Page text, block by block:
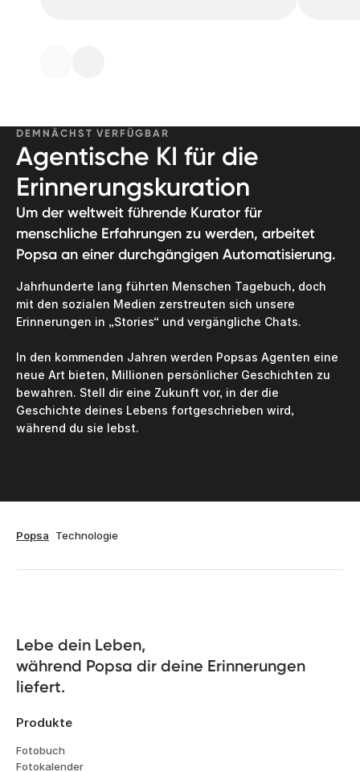
DEMNÄCHST VERFÜGBAR
Agentische KI für die
Erinnerungskuration
Um der weltweit führende Kurator für
menschliche Erfahrungen zu werden, arbeitet
Popsa an einer durchgängigen Automatisierung.
Jahrhunderte lang führten Menschen Tagebuch, doch
mit den sozialen Medien zerstreuten sich unsere
Erinnerungen in „Stories“ und vergängliche Chats.
In den kommenden Jahren werden Popsas Agenten eine
neue Art bieten, Millionen persönlicher Geschichten zu
bewahren. Stell dir eine Zukunft vor, in der die
Geschichte deines Lebens fortgeschrieben wird,
während du sie lebst.
Popsa Technologie
Lebe dein Leben,
während Popsa dir deine Erinnerungen
liefert.
Produkte
Fotobuch
Fotokalender